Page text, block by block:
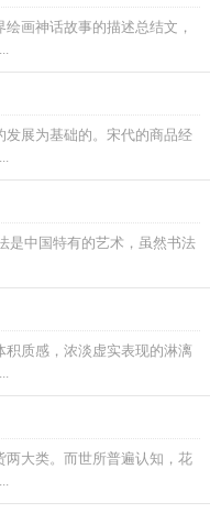
画神话故事的描述总结文，
发展为基础的。宋代的商品经
是中国特有的艺术，虽然书法
质感，浓淡虚实表现的淋漓
两大类。而世所普遍认知，花